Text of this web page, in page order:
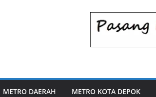
METRO DAERAH METRO KOTA DEPOK